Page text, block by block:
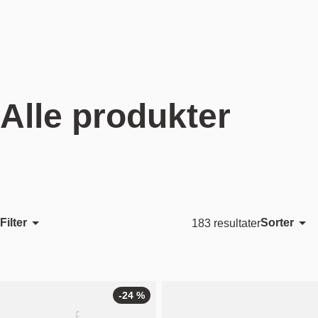
Alle produkter
Filter 183 resultaterSorter
Bestselgende
-24 %